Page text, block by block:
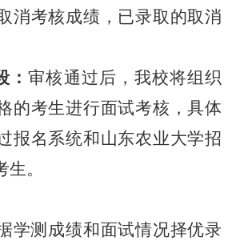
消考核成绩，已录取的取消
：审核通过后，我校将组织
的考生进行面试考核，具体
报名系统和山东农业大学招
生。
学测成绩和面试情况择优录